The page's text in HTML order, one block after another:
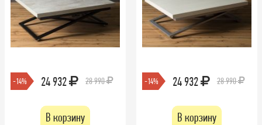
-14% 24 932 28 990
В корзину
-14% 24 932 28 990
В корзину